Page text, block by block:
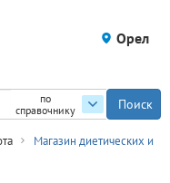
Орел
по
справочнику
Магазин диетических и